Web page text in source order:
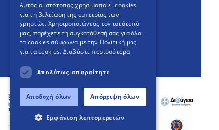
English Version
An project
Αυτός ο ιστότοπος χρησιμοποιεί cookies
για τη βελτίωση της εμπειρίας των
χρηστών. Χρησιμοποιώντας τον ιστότοπό
μας, παρέχετε τη συγκατάθεσή σας για όλα
τα cookies σύμφωνα με την Πολιτική μας
για τα cookies. Διαβάστε περισσότερα
Απολύτως απαραίτητα
Αποδοχή όλων Απόρριψη όλων
Εμφάνιση λεπτομερειών